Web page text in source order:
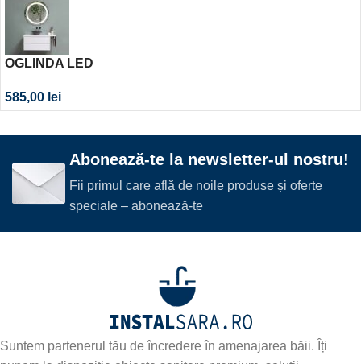
OGLINDA LED
585,00 lei
Abonează-te la newsletter-ul nostru!
Fii primul care află de noile produse și oferte
speciale – abonează-te
Suntem partenerul tău de încredere în amenajarea băii. Îți